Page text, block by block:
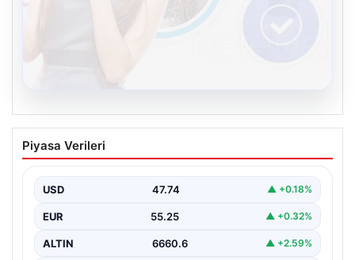
Kelebek sohbet platformu İle Dijital
İletişimin Güvenli Adresi Ve Chat
İnternet çağında insanların güvenli bir biçimde bağlantı
Piyasa Verileri
USD 47.74 ▲ +0.18%
EUR 55.25 ▲ +0.32%
ALTIN 6660.6 ▲ +2.59%